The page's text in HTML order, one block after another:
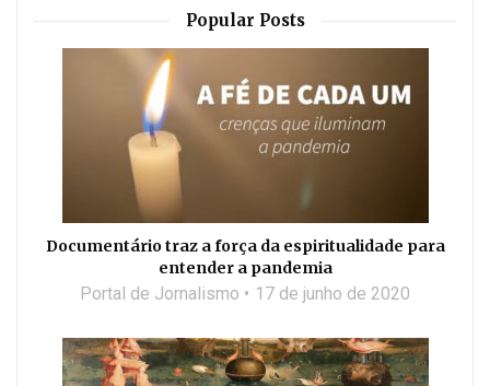
Popular Posts
Documentário traz a força da espiritualidade para
entender a pandemia
Portal de Jornalismo 17 de junho de 2020